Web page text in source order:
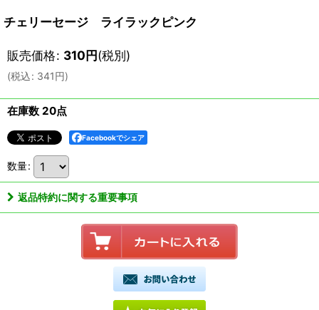
チェリーセージ ライラックピンク
販売価格: 310円(税別)
(税込: 341円)
在庫数 20点
Facebookでシェア
数量:
返品特約に関する重要事項